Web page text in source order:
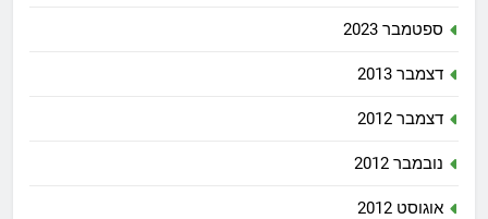
ספטמבר 2023
דצמבר 2013
דצמבר 2012
נובמבר 2012
אוגוסט 2012